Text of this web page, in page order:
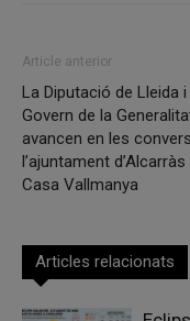
Article anterior
La Diputació de Lleida i
Govern de la
avancen en les
l’ajuntament
Casa Vallmanya
Articles relacionats